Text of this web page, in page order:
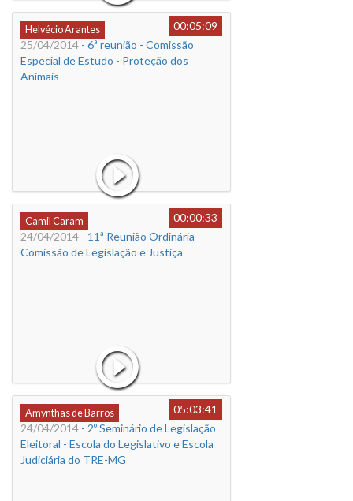
Helvécio Arantes
00:05:09
25/04/2014 - 6ª reunião - Comissão
Especial de Estudo - Proteção dos
Animais
Camil Caram
00:00:33
24/04/2014 - 11ª Reunião Ordinária -
Comissão de Legislação e Justiça
Amynthas de Barros
05:03:41
24/04/2014 - 2º Seminário de Legislação
Eleitoral - Escola do Legislativo e Escola
Judiciária do TRE-MG